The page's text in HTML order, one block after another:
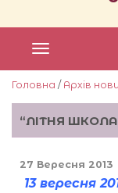
Головна / Архів
“ЛІТНЯ ШКОЛА
27 Вересня 2013
13 вересня